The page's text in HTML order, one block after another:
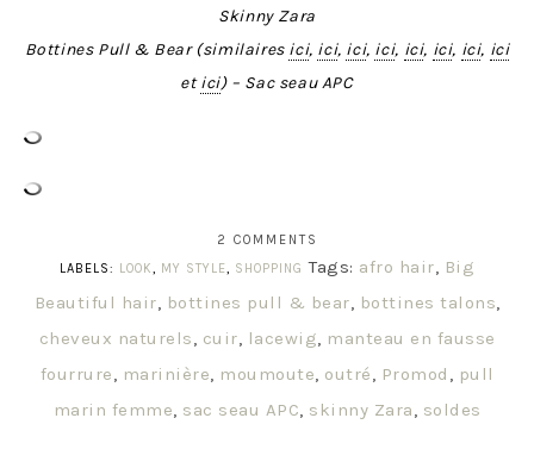
Skinny Zara
Bottines Pull & Bear (similaires ici, ici, ici, ici, ici, ici, ici, ici
etici) – Sac seau APC
2 COMMENTS
LABELS:
LOOK, MY STYLE, SHOPPING Tags: afro hair, Big
Beautiful hair, bottines pull & bear, bottines talons,
cheveux naturels, cuir, lacewig, manteau en fausse
fourrure, marinière, moumoute, outré, Promod , pull
marin femme, sac seau APC, skinny Zara, soldes